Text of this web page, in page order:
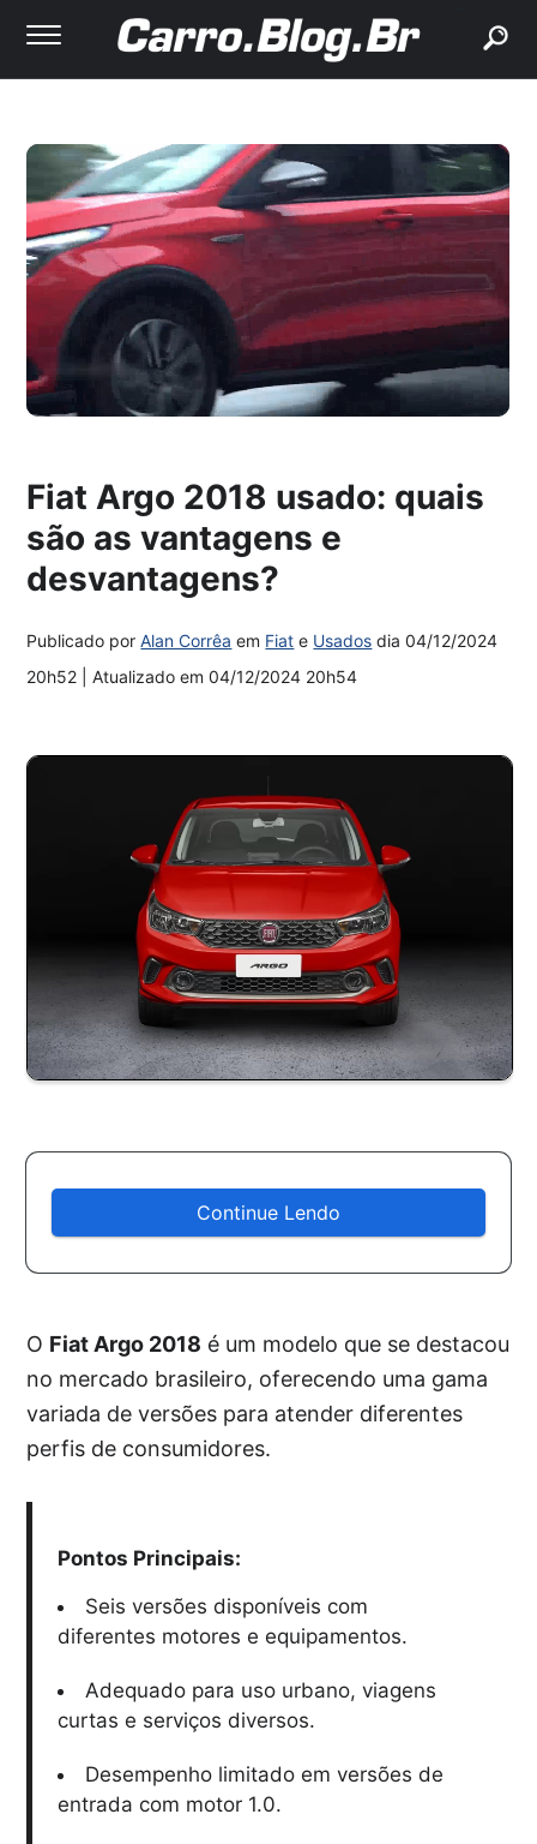
Fiat Argo 2018 usado: quais
são as vantagens e
desvantagens?
Publicado porAlan Corrêa em Fiat e Usados dia04/12/2024
20h52
| Atualizado em04/12/2024 20h54
Continue Lendo
O Fiat Argo 2018 é um modelo que se destacou
no mercado brasileiro, oferecendo uma gama
variada de versões para atender diferentes
perfis de consumidores.
Pontos Principais:
Seis versões disponíveis com
diferentes motores e equipamentos.
Adequado para uso urbano, viagens
curtas e serviços diversos.
Desempenho limitado em versões de
entrada com motor 1.0.